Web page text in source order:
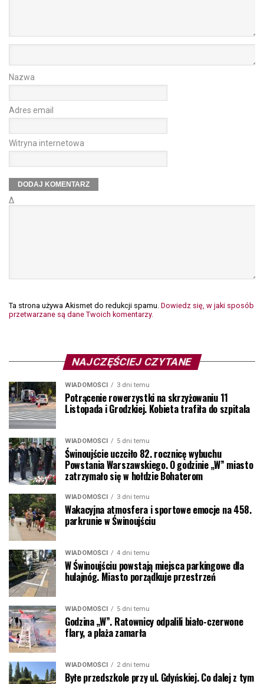
Nazwa
Adres email
Witryna internetowa
Δ
Ta strona używa Akismet do redukcji spamu. Dowiedz się, w jaki sposób
przetwarzane są dane Twoich komentarzy.
NAJCZĘŚCIEJ CZYTANE
WIADOMOŚCI 3 dni temu
Potrącenie rowerzystki na skrzyżowaniu 11
Listopada i Grodzkiej. Kobieta trafiła do szpitala
WIADOMOŚCI 5 dni temu
Świnoujście uczciło 82. rocznicę wybuchu
Powstania Warszawskiego. O godzinie „W” miasto
zatrzymało się w hołdzie Bohaterom
WIADOMOŚCI 3 dni temu
Wakacyjna atmosfera i sportowe emocje na 458.
parkrunie w Świnoujściu
WIADOMOŚCI 4 dni temu
W Świnoujściu powstają miejsca parkingowe dla
hulajnóg. Miasto porządkuje przestrzeń
WIADOMOŚCI 5 dni temu
Godzina „W”. Ratownicy odpalili biało-czerwone
flary, a plaża zamarła
WIADOMOŚCI 2 dni temu
Byłe przedszkole przy ul. Gdyńskiej. Co dalej z tym